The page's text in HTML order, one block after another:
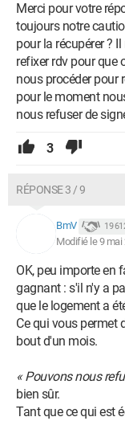
Merci pour votre
toujours notre
pour la récupérer ?
refixer rdv pour que
nous procéder pour
pour le moment
nous refuser de
3
RÉPONSE 3 / 9
BmV 19
Modifié le 9 mai
OK, peu importe en
gagnant : s'il n'y a
que le logement a
Ce qui vous permet
bout d'un mois.
« Pouvons nous
bien sûr.
Tant que ce qui est